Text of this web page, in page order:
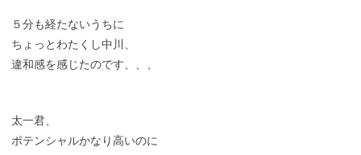
５分も経たないうちに
ちょっとわたくし中川、
違和感を感じたのです、、、
太一君、
ポテンシャルかなり高いのに